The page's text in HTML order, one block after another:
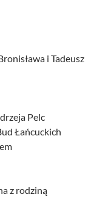
i Tadeusz
Pelc
Łańcuckich
z rodziną